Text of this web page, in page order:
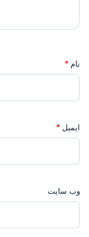
نام *
ایمیل *
وب‌ سایت